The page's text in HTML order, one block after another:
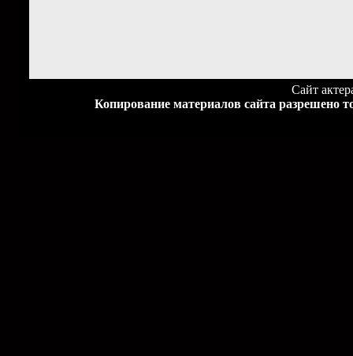
Сайт
Копирование материалов сайта разрешено